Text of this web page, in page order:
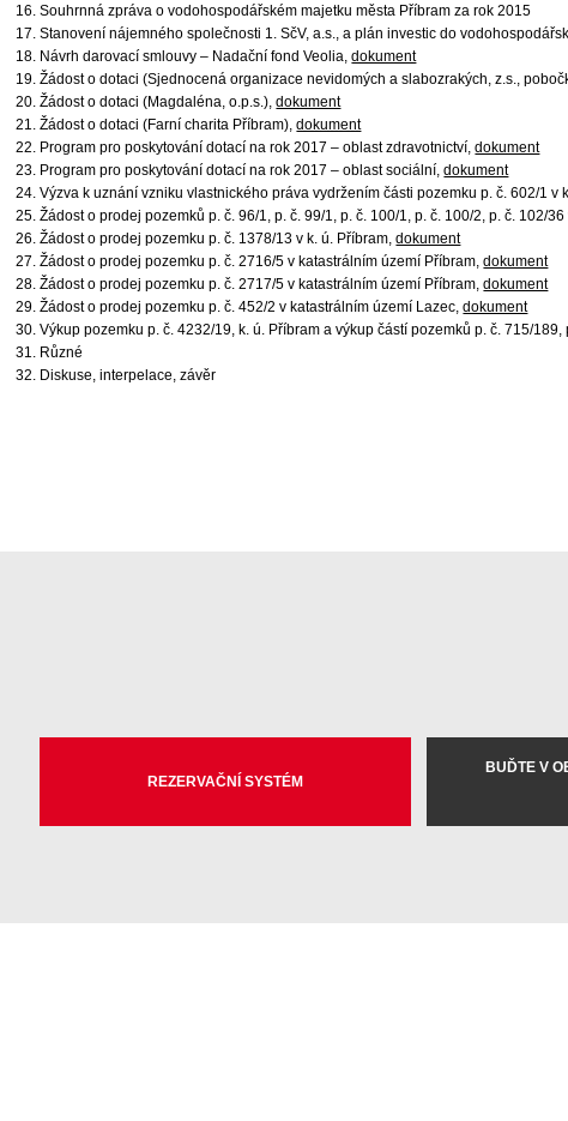
16. Souhrnná zpráva o vodohospodářském majetku města Příbram za rok 2015
17. Stanovení nájemného společnosti 1. SčV, a.s., a plán investic do
18. Návrh darovací smlouvy – Nadační fond Veolia,dokument
19. Žádost o dotaci (Sjednocená organizace nevidomých a slabozrakých, z.s.,
20. Žádost o dotaci (Magdaléna, o.p.s.),dokument
21. Žádost o dotaci (Farní charita Příbram),dokument
22. Program pro poskytování dotací na rok 2017 – oblast zdravotnictví,dokument
23. Program pro poskytování dotací na rok 2017 – oblast sociální,dokument
24. Výzva k uznání vzniku vlastnického práva vydržením části pozemku p. č. 602/1
25. Žádost o prodej pozemků p. č. 96/1, p. č. 99/1, p. č. 100/1, p. č. 100/2, p. č. 102/
26. Žádost o prodej pozemku p. č. 1378/13 v k. ú. Příbram,dokument
27. Žádost o prodej pozemku p. č. 2716/5 v katastrálním území Příbram,dokument
28. Žádost o prodej pozemku p. č. 2717/5 v katastrálním území Příbram,dokument
29. Žádost o prodej pozemku p. č. 452/2 v katastrálním území Lazec,dokument
30. Výkup pozemku p. č. 4232/19, k. ú. Příbram a výkup částí pozemků p. č. 715/
31. Různé
32. Diskuse, interpelace, závěr
REZERVAČNÍ SYSTÉM
BUĎTE V